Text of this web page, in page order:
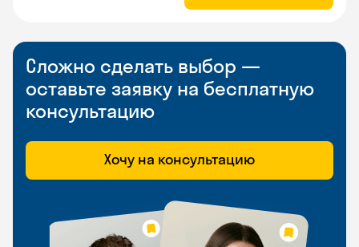
Сложно сделать выбор —
оставьте заявку на бесплатную
консультацию
Хочу на консультацию